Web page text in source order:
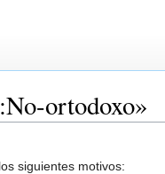
ortodoxo»
siguientes motivos: